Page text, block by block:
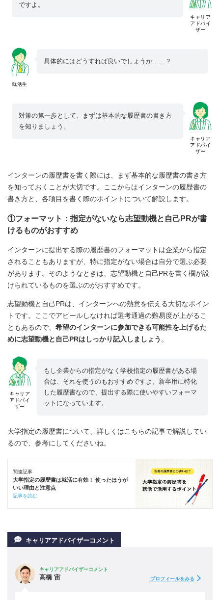
キャリア
アドバイ
ザー
ですよ。
就活生
具体的にはどうすれば良いでしょうか……？
キャリア
アドバイ
ザー
対策の第一歩として、まずは基本的な履歴書の書き方
を知りましょう。
インターンの履歴書を書く際には、まず基本的な履歴書の書き方
を知っておくことが大切です。ここからはインターンの履歴書の
書き方と、各項目を書く際のポイントについて解説します。
①フォーマット：指定がないなら志望動機と自己PRが書
けるものがおすすめ
インターンに提出する際の履歴書のフォーマットは企業から指定
されることもありますが、特に指定がない場合は自分で選ぶ必要
があります。そのようなときは、志望動機と自己PRを書く欄が設
けられているものを選ぶのがおすすめです。
志望動機と自己PRは、インターンへの熱意を伝える大切なポイン
トです。ここでアピールしなければ選考通過の難易度が上がるこ
ともあるので、 希望のインターンに参加できる可能性を上げるた
めに志望動機と自己PRはしっかり記入しましょう 。
キャリア
アドバイ
ザー
もし企業からの指定がなく学校指定の履歴書がある場
合は、それを使うのもおすすめですよ。新卒用に特化
した履歴書なので、提出する際に使いやすいフォーマ
ットになっています。
大学指定の履歴書について、詳しくはこちらの記事で解説してい
るので、参考にしてくださいね。
関連記事
大学指定の履歴書は就活に有効！ 使ったほうが
いい理由と注意点
記事を読む
キャリアアドバイザーコメント
キャリアアドバイザーコメント
高橋 宙 プロフィールをみる